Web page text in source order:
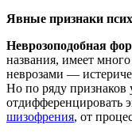
Явные признаки
Неврозоподобная
названия, имеет
неврозами —
Но по ряду
отдифференцировать
шизофрения, от